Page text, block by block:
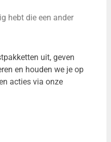
hebt die een ander
uit, geven
en houden we je op
acties via onze